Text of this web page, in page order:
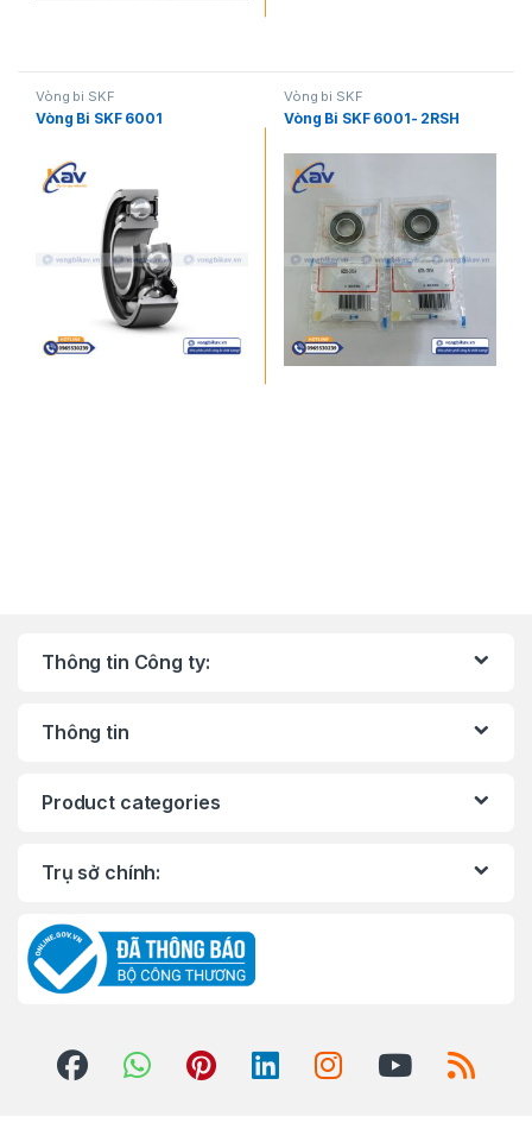
Vòng bi SKF
Vòng Bi SKF 6001
Vòng bi SKF
Vòng Bi SKF 6001- 2RSH
Thông tin Công ty:
Thông tin
Product categories
Trụ sở chính: